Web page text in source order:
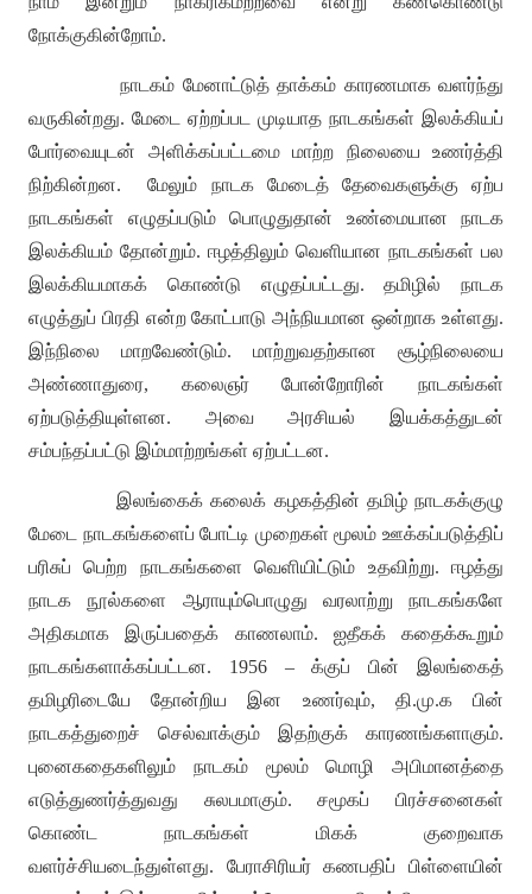
நோக்குகின்றோம்.
நாடகம் மேனாட்டுத் தாக்கம் காரணமாக வளர்ந்து
வருகின்றது. மேடை ஏற்றப்பட முடியாத நாடகங்கள் இலக்கியப்
போர்வையுடன் அளிக்கப்பட்டமை மாற்ற நிலையை உணர்த்தி
நிற்கின்றன.
மேலும் நாடக மேடைத் தேவைகளுக்கு ஏற்ப
நாடகங்கள் எழுதப்படும் பொழுதுதான் உண்மையான நாடக
இலக்கியம் தோன்றும். ஈழத்திலும் வெளியான நாடகங்கள் பல
இலக்கியமாகக் கொண்டு எழுதப்பட்டது.தமிழில் நாடக
எழுத்துப் பிரதி என்ற கோட்பாடு அந்நியமான ஒன்றாக உள்ளது.
இந்நிலை மாறவேண்டும். மாற்றுவதற்கான சூழ்நிலையை
அண்ணாதுரை, கலைஞர் போன்றோரின் நாடகங்கள்
ஏற்படுத்தியுள்ளன. அவை அரசியல் இயக்கத்துடன்
சம்பந்தப்பட்டு இம்மாற்றங்கள் ஏற்பட்டன.
இலங்கைக் கலைக் கழகத்தின் தமிழ் நாடகக்குழு
மேடை நாடகங்களைப் போட்டி முறைகள் மூலம் ஊக்கப்படுத்திப்
பரிசுப் பெற்ற நாடகங்களை வெளியிட்டும் உதவிற்று.ஈழத்து
நாடக நூல்களை ஆராயும்பொழுது வரலாற்று நாடகங்களே
அதிகமாக இருப்பதைக் காணலாம். ஐதீகக் கதைக்கூறும்
நாடகங்களாக்கப்பட்டன. 1956 –க்குப் பின் இலங்கைத்
தமிழரிடையே தோன்றிய இன உணர்வும், தி.மு.க பின்
நாடகத்துறைச் செல்வாக்கும் இதற்குக் காரணங்களாகும்.
புனைகதைகளிலும் நாடகம் மூலம் மொழி அபிமானத்தை
எடுத்துணர்த்துவது சுலபமாகும்.சமூகப் பிரச்சனைகள்
கொண்ட நாடகங்கள் மிகக் குறைவாக
வளர்ச்சியடைந்துள்ளது. பேராசிரியர் கணபதிப் பிள்ளையின்